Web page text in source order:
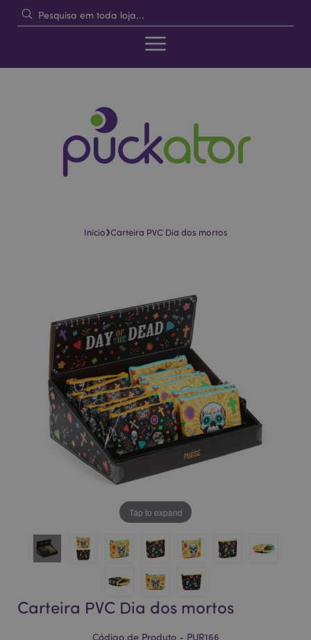
Início›Carteira PVC Dia dos mortos
imagens
imagens
Tap to expand
Carteira PVC Dia dos mortos
Código de Produto - PUR166